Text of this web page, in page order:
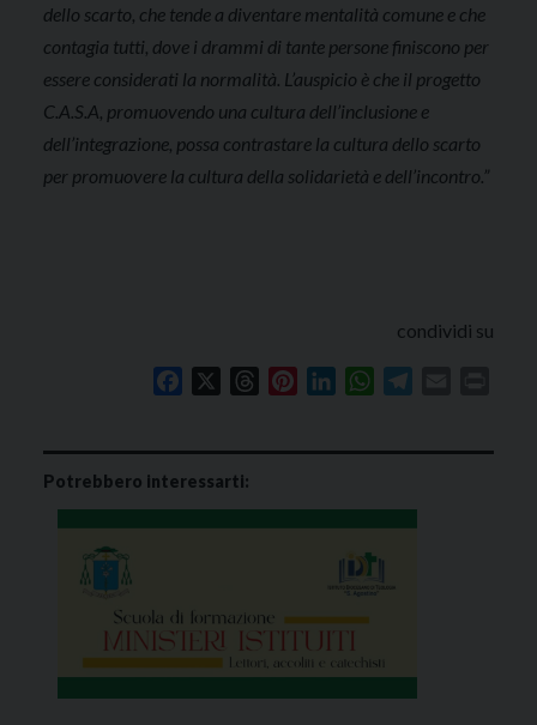
dello scarto, che tende a diventare mentalità comune e che
contagia tutti, dove i drammi di tante persone finiscono per
essere considerati la normalità. L’auspicio è che il progetto
C.A.S.A, promuovendo una cultura dell’inclusione e
dell’integrazione, possa contrastare la cultura dello scarto
per promuovere la cultura della solidarietà e dell’incontro.”
condividi su
Facebook ThreadsPinterestLinkedInWhatsApp
Potrebbero interessarti: